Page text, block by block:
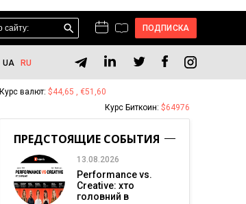
ПОДПИСКА
UA RU
Курс валют: $44,65 , €51,60
Курс Биткоин: $64976
ПРЕДСТОЯЩИЕ СОБЫТИЯ
13.08.2026
Performance vs.
Creative: хто
головний в